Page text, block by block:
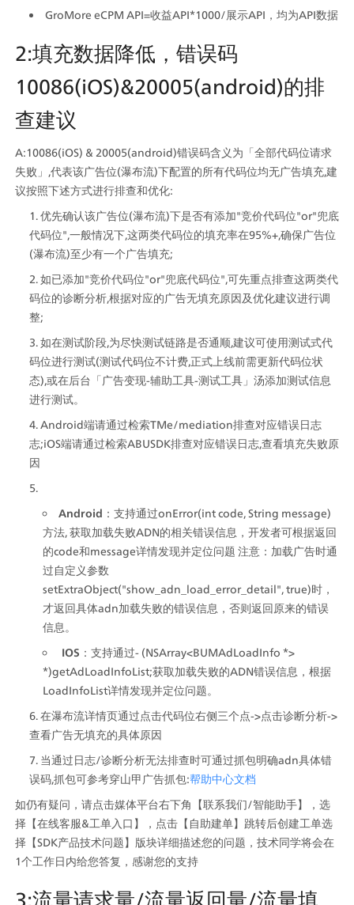
GroMore eCPM API=收益API*1000/展示API，均为API数据
2:填充数据降低，错误码
10086(iOS)&20005(android)的排
查建议
A:10086(iOS) & 20005(android)错误码含义为「全部代码位请求
失败」,代表该广告位(瀑布流)下配置的所有代码位均无广告填充,建
议按照下述方式进行排查和优化:
优先确认该广告位(瀑布流)下是否有添加"竞价代码位"or"兜底
代码位",一般情况下,这两类代码位的填充率在95%+,确保广告位
(瀑布流)至少有一个广告填充;
如已添加"竞价代码位"or"兜底代码位",可先重点排查这两类代
码位的诊断分析,根据对应的广告无填充原因及优化建议进行调
整;
如在测试阶段,为尽快测试链路是否通顺,建议可使用测试式代
码位进行测试(测试代码位不计费,正式上线前需更新代码位状
态),或在后台「广告变现-辅助工具-测试工具」汤添加测试信息
进行测试。
Android端请通过检索TMe/mediation排查对应错误日志
志;iOS端请通过检索ABUSDK排查对应错误日志,查看填充失败原
因
Android ：支持通过onError(int code, String message)
方法, 获取加载失败ADN的相关错误信息，开发者可根据返回
的code和message详情发现并定位问题 注意：加载广告时通
过自定义参数
setExtraObject("show_adn_load_error_detail", true)时，
才返回具体adn加载失败的错误信息，否则返回原来的错误
信息。
IOS ：支持通过- (NSArray<BUMAdLoadInfo *>
*)getAdLoadInfoList;获取加载失败的ADN错误信息，根据
LoadInfoList详情发现并定位问题。
在瀑布流详情页通过点击代码位右侧三个点->点击诊断分析->
查看广告无填充的具体原因
当通过日志/诊断分析无法排查时可通过抓包明确adn具体错
误码,抓包可参考穿山甲广告抓包:帮助中心文档
如仍有疑问，请点击媒体平台右下角【联系我们/智能助手】，选
择【在线客服&工单入口】，点击【自助建单】跳转后创建工单选
择【SDK产品技术问题】版块详细描述您的问题，技术同学将会在
1个工作日内给您答复，感谢您的支持
3:流量请求量/流量返回量/流量填